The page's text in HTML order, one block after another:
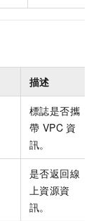
描述
標誌是否攜
帶 VPC 資
訊。
是否返回線
上資源資
訊。